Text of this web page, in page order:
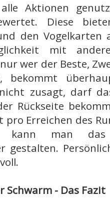
Aktionen
Diese
den Vogelkarten
mit
wer der Beste,
bekommt
zusagt, darf
Rückseite
Erreichen des
kann man das
gestalten.
Schwarm - Das Fazit